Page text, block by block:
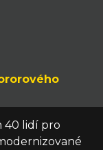
40 lidí pro